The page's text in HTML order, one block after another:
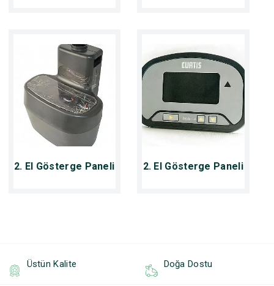
2. El Gösterge Paneli 2. El Gösterge Paneli
Üstün Kalite Doğa Dostu